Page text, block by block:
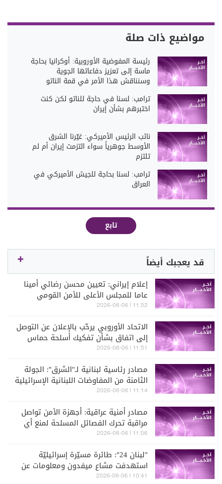
مواضيع ذات صلة
رئيسة المفوضية الأوروبية: أوكرانيا بحاجة
ماسة إلى تعزيز دفاعاتها الجوية
وسنناقش هذا الأمر في قمة الناتو
ترامب: لسنا في حاجة للناتو لكن كنت
اختبرهم بشأن إيران
نائب الرئيس الأميركي: غيّرنا الشرق
الأوسط جوهرياً سواء التزمت إيران أم لم
تلتزم
ترامب: لسنا بحاجة للجيش الأميركي في
العراق
تابع
قد يعجبك أيضاً
إعلام إيراني: تعيين محسن رضائي أمينا
عاما للمجلس الأعلى للأمن القومي
11:52 | 2026-08-06
الاتحاد الأوروبي يرحّب بالإعلان عن التوصل
إلى اتفاق بشأن تفكيك أسلحة حماس
والانسحاب الكامل للقوات الإسرائيلية من
11:51 | 2026-08-06
مصادر رئاسية لبنانية لـ"الشرق": الجولة
الثامنة من المفاوضات اللبنانية الإسرائيلية
تنطلق مطلع أيلول
11:14 | 2026-08-06
مصادر أمنية عراقية: أجهزة الأمن تواصل
مراقبة تحرك الفصائل المسلحة لمنع أي
هجمات من العراق
11:06 | 2026-08-06
"لبنان 24": طائرة مسيّرة إسرائيليّة
استهدفت مشاع ميفدون ومعلومات عن
إستشهاد شخص
10:41 | 2026-08-06